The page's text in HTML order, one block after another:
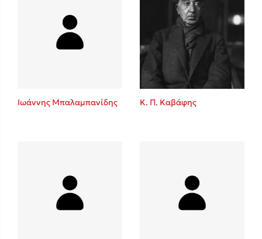
Ιωάννης Γλωσσόπουλος
Ένας γίγαντας στο σχολείο
Δανάη Δεληγεώργη
Ιωάννης Μπαλαμπανίδης Κ. Π. Καβάφης